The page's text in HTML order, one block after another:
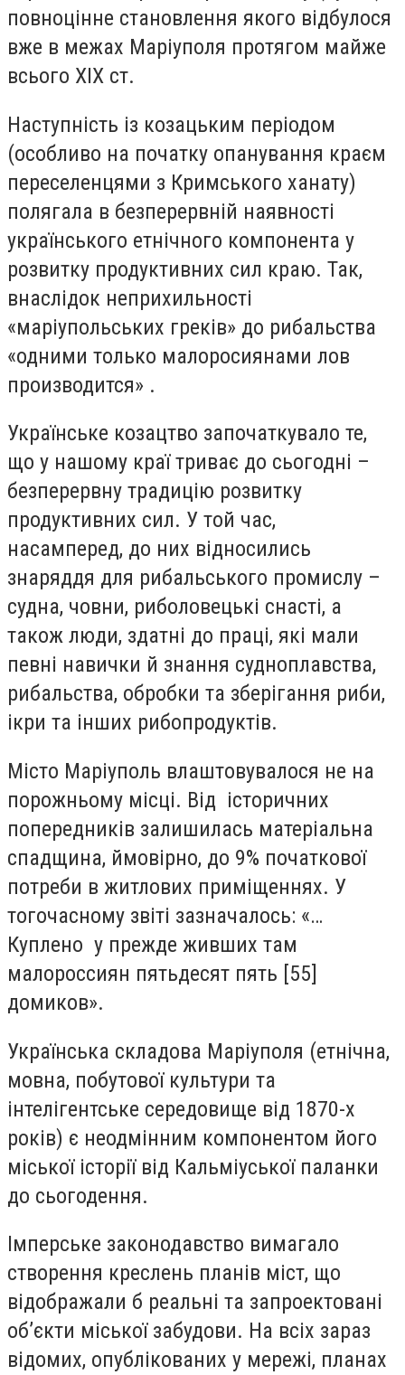
повноцінне становлення якого відбулося
вже в межах Маріуполя протягом майже
всього ХІХ ст.
Наступність із козацьким періодом
(особливо на початку опанування краєм
переселенцями з Кримського ханату)
полягала в безперервній наявності
українського етнічного компонента у
розвитку продуктивних сил краю. Так,
внаслідок неприхильності
«маріупольських греків» до рибальства
«одними только малоросиянами лов
производится» .
Українське козацтво започаткувало те,
що у нашому краї триває до сьогодні –
безперервну традицію розвитку
продуктивних сил. У той час,
насамперед, до них відносились
знаряддя для рибальського промислу –
судна, човни, риболовецькі снасті, а
також люди, здатні до праці, які мали
певні навички й знання судноплавства,
рибальства, обробки та зберігання риби,
ікри та інших рибопродуктів.
Місто Маріуполь влаштовувалося не на
порожньому місці. Від історичних
попередників залишилась матеріальна
спадщина, ймовірно, до 9% початкової
потреби в житлових приміщеннях. У
тогочасному звіті зазначалось: «…
Куплено у прежде живших там
малороссиян пятьдесят пять [55]
домиков».
Українська складова Маріуполя (етнічна,
мовна, побутової культури та
інтелігентське середовище від 1870-х
років) є неодмінним компонентом його
міської історії від Кальміуської паланки
до сьогодення.
Імперське законодавство вимагало
створення креслень планів міст, що
відображали б реальні та запроектовані
об’єкти міської забудови. На всіх зараз
відомих, опублікованих у мережі, планах